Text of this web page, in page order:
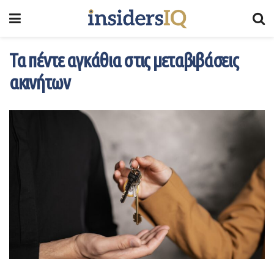
Τα πέντε αγκάθια στις μεταβιβάσεις
ακινήτων